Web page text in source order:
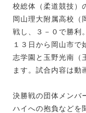
校総体（柔道競技）
岡山理大附属高校（
戦し、３－０で勝利
１３日から岡山市で
志学園と玉野光南（
ます。試合内容は動
決勝戦の団体メンバ
ハイへの抱負などを